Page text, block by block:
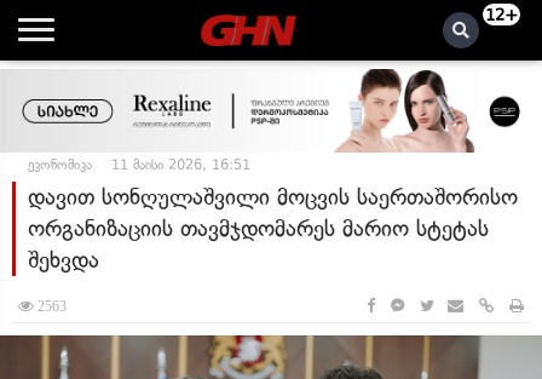
12+
ეკონომიკა 11 მაისი 2026, 16:51
დავით სონღულაშვილი მოცვის საერთაშორისო
ორგანიზაციის თავმჯდომარეს მარიო სტეტას
შეხვდა
2563